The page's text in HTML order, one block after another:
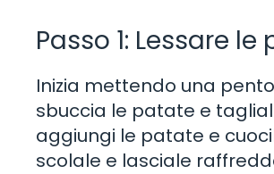
Passo 1: Lessare
Inizia mettendo una
sbuccia le patate e
aggiungi le patate e
scolale e lasciale